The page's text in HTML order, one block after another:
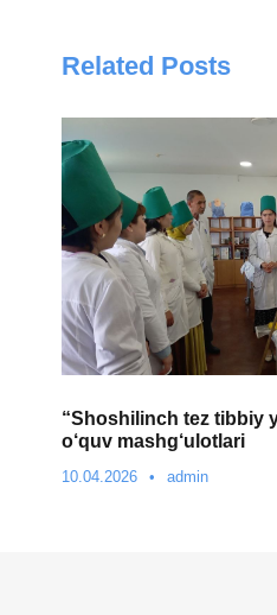
Related Posts
“Shoshilinch tez tibbiy
o‘quv mashg‘ulotlari
10.04.2026 • admin